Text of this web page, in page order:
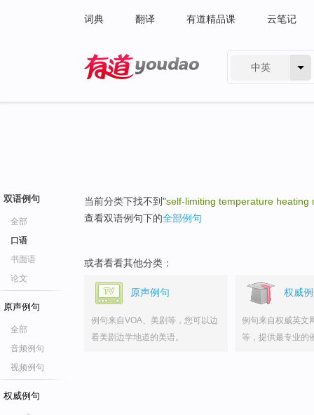
词典 翻译 有道精品课 云笔记
中英
双语例句
全部
口语
书面语
论文
原声例句
全部
音频例句
视频例句
权威例句
当前分类下找不到"self-limiting temperature heating
查看双语例句下的全部例句
或者看看其他分类：
原声例句
例句来自VOA、美剧等，您可以边
看美剧边学地道的美语。
权威
例句来自权威英文
等，提供最专业的